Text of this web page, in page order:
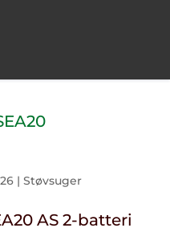
| Støvsuger
AS 2-batteri